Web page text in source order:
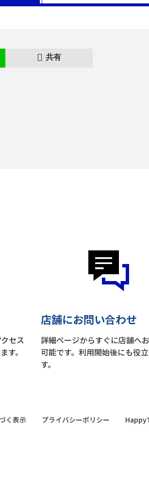
共有
セス
す。
店舗にお問い合わせ
詳細ページからすぐに店舗へ
可能です。利用開始後にも役
す。
く表示 プライバシーポリシー